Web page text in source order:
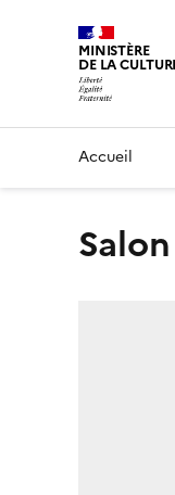
MINISTÈRE
DE LA
Accueil